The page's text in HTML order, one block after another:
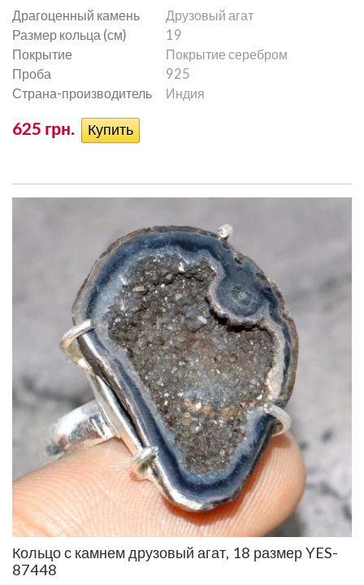
Драгоценный камень
Друзовый агат
Размер кольца (см)
19
Покрытие
Покрытие серебром
Проба
925
Страна-производитель
Индия
625 грн.
Кольцо с камнем друзовый агат, 18 размер YES-
87448